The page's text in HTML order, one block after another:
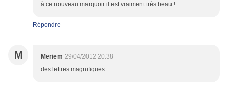
à ce nouveau marquoir il est vraiment très beau !
Répondre
M Meriem 29/04/2012 20:38
des lettres magnifiques